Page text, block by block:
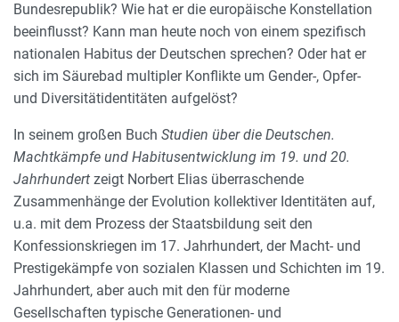
Bundesrepublik? Wie hat er die europäische Konstellation
beeinflusst? Kann man heute noch von einem spezifisch
nationalen Habitus der Deutschen sprechen? Oder hat er
sich im Säurebad multipler Konflikte um Gender-, Opfer-
und Diversitätidentitäten aufgelöst?
In seinem großen Buch Studien über die Deutschen.
Machtkämpfe und Habitusentwicklung im 19. und 20.
Jahrhundert zeigt Norbert Elias überraschende
Zusammenhänge der Evolution kollektiver Identitäten auf,
u.a. mit dem Prozess der Staatsbildung seit den
Konfessionskriegen im 17. Jahrhundert, der Macht- und
Prestigekämpfe von sozialen Klassen und Schichten im 19.
Jahrhundert, aber auch mit den für moderne
Gesellschaften typische Generationen- und